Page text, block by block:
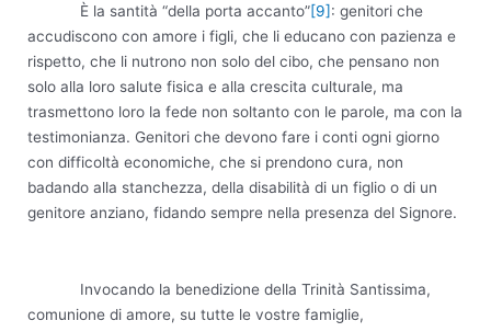
È la santità “della porta accanto”[9]: genitori che
accudiscono con amore i figli, che li educano con pazienza e
rispetto, che li nutrono non solo del cibo, che pensano non
solo alla loro salute fisica e alla crescita culturale, ma
trasmettono loro la fede non soltanto con le parole, ma con la
testimonianza. Genitori che devono fare i conti ogni giorno
con difficoltà economiche, che si prendono cura, non
badando alla stanchezza, della disabilità di un figlio o di un
genitore anziano, fidando sempre nella presenza del Signore.
Invocando la benedizione della Trinità Santissima,
comunione di amore, su tutte le vostre famiglie,